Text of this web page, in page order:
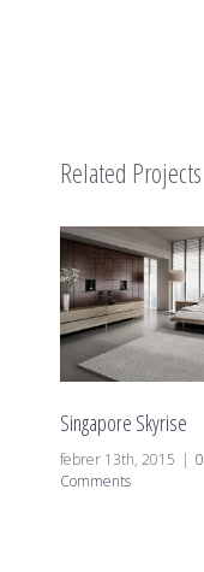
Related Projects
Singapore Skyrise
febrer 13th, 2015 | 0
Comments